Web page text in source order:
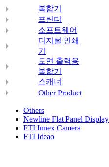
복합기
프린터
소프트웨어
디지털 인쇄
기
도면 출력용
복합기
스캐너
Other Product
Others
Newline Flat Panel Display
FTI Innex Camera
FTI Ideao